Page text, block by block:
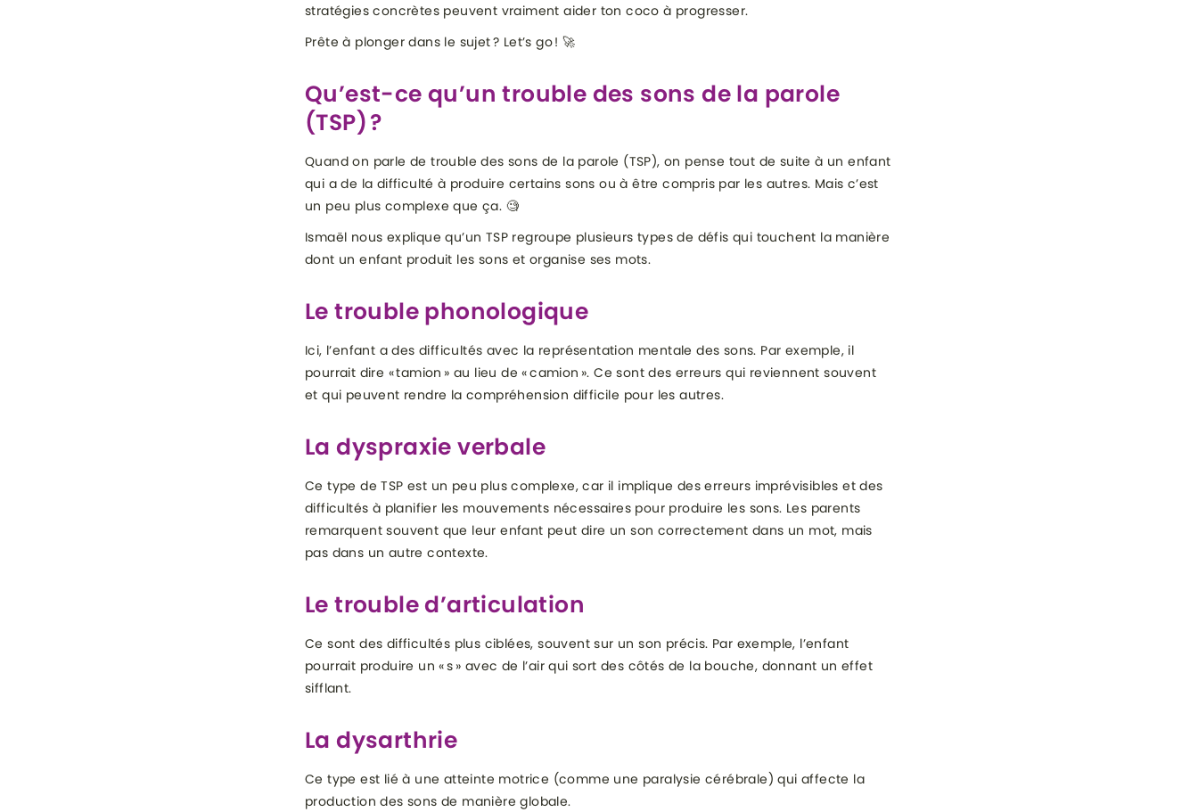
stratégies concrètes peuvent vraiment aider ton coco à progresser.
Prête à plonger dans le sujet ? Let’s go ! 🚀
Qu’est-ce qu’un trouble des sons de la parole
(TSP) ?
Quand on parle de trouble des sons de la parole (TSP), on pense tout de suite à un enfant
qui a de la difficulté à produire certains sons ou à être compris par les autres. Mais c’est
un peu plus complexe que ça. 🧐
Ismaël nous explique qu’un TSP regroupe plusieurs types de défis qui touchent la manière
dont un enfant produit les sons et organise ses mots.
Le trouble phonologique
Ici, l’enfant a des difficultés avec la représentation mentale des sons. Par exemple, il
pourrait dire « tamion » au lieu de « camion ». Ce sont des erreurs qui reviennent souvent
et qui peuvent rendre la compréhension difficile pour les autres.
La dyspraxie verbale
Ce type de TSP est un peu plus complexe, car il implique des erreurs imprévisibles et des
difficultés à planifier les mouvements nécessaires pour produire les sons. Les parents
remarquent souvent que leur enfant peut dire un son correctement dans un mot, mais
pas dans un autre contexte.
Le trouble d’articulation
Ce sont des difficultés plus ciblées, souvent sur un son précis. Par exemple, l’enfant
pourrait produire un « s » avec de l’air qui sort des côtés de la bouche, donnant un effet
sifflant.
La dysarthrie
Ce type est lié à une atteinte motrice (comme une paralysie cérébrale) qui affecte la
production des sons de manière globale.